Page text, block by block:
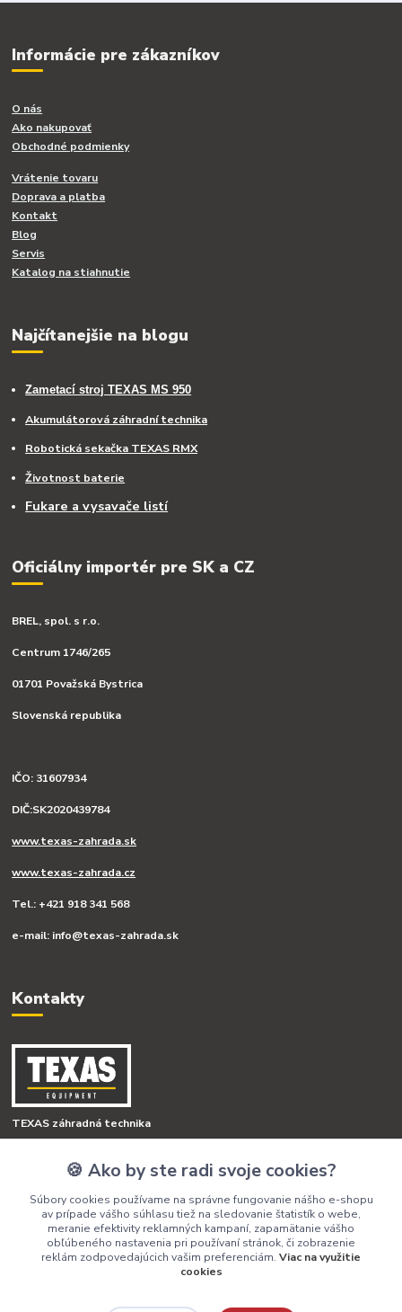
Informácie pre zákazníkov
O nás
Ako nakupovať
Obchodné podmienky
Vrátenie tovaru
Doprava a platba
Kontakt
Blog
Servis
Katalog na stiahnutie
Najčítanejšie na blogu
Zametací stroj TEXAS MS 950
Akumulátorová záhradní technika
Robotická sekačka TEXAS RMX
Životnost baterie
Fukare a vysavače listí
Oficiálny importér pre SK a CZ
BREL, spol. s r.o.
Centrum 1746/265
01701 Považská Bystrica
Slovenská republika
IČO: 31607934
DIČ:SK2020439784
www.texas-zahrada.sk
www.texas-zahrada.cz
Tel.: +421 918 341 568
e-mail: info@texas-zahrada.sk
Kontakty
TEXAS záhradná technika
+421 918 341 568
info@texas-zahrada.sk
🍪 Ako by ste radi svoje cookies?
Súbory cookies používame na správne fungovanie nášho e-shopu
av prípade vášho súhlasu tiež na sledovanie štatistík o webe,
meranie efektivity reklamných kampaní, zapamätanie vášho
obľúbeného nastavenia pri používaní stránok, či zobrazenie
reklám zodpovedajúcich vašim preferenciám. Viac na využitie
cookies